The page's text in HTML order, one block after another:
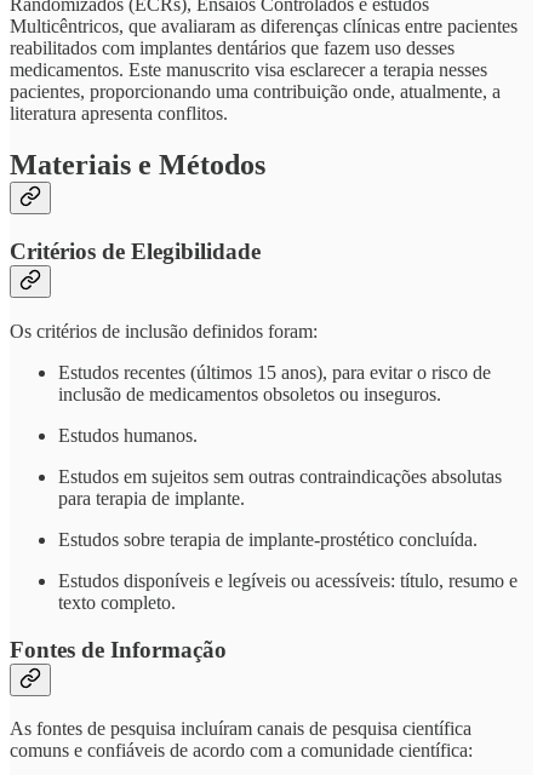
Randomizados (ECRs), Ensaios Controlados e estudos
Multicêntricos, que avaliaram as diferenças clínicas entre pacientes
reabilitados com implantes dentários que fazem uso desses
medicamentos. Este manuscrito visa esclarecer a terapia nesses
pacientes, proporcionando uma contribuição onde, atualmente, a
literatura apresenta conflitos.
Materiais e Métodos
Critérios de Elegibilidade
Os critérios de inclusão definidos foram:
Estudos recentes (últimos 15 anos), para evitar o risco de
inclusão de medicamentos obsoletos ou inseguros.
Estudos humanos.
Estudos em sujeitos sem outras contraindicações absolutas
para terapia de implante.
Estudos sobre terapia de implante-prostético concluída.
Estudos disponíveis e legíveis ou acessíveis: título, resumo e
texto completo.
Fontes de Informação
As fontes de pesquisa incluíram canais de pesquisa científica
comuns e confiáveis de acordo com a comunidade científica: